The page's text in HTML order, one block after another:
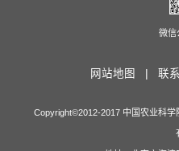
微信
网站地图 | 联
Copyright©2012-2017 中国农业科